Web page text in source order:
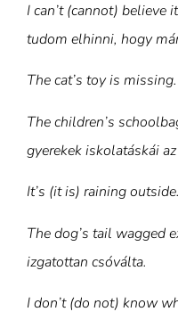
I can’t (cannot) believe
tudom elhinni, hogy
The cat’s toy is
The children’s
gyerekek iskolatáskái
It’s (it is) raining
The dog’s tail wagged
izgatottan csóválta.
I don’t (do not) know